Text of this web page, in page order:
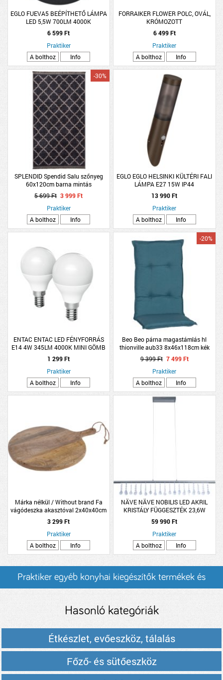
EGLO FUEVA5 BEÉPÍTHETŐ LÁMPA
LED 5,5W 700LM 4000K
ÁTMÉRŐ:11,7CM FEKETE
6 599 Ft
Praktiker
A bolthoz
Info
FORRAIKER FLOWER POLC, OVÁL,
KRÓMOZOTT
6 499 Ft
Praktiker
A bolthoz
Info
SPLENDID Spendid Salu szőnyeg
60x120cm barna mintás
-30%
5 699 Ft 3 999 Ft
Praktiker
A bolthoz
Info
EGLO EGLO HELSINKI KÜLTÉRI FALI
LÁMPA E27 15W IP44
MOZGÁSÉRZÉKELŐS 40X7,5CM
BARNA
13 990 Ft
Praktiker
A bolthoz
Info
ENTAC ENTAC LED FÉNYFORRÁS
E14 4W 345LM 4000K MINI GÖMB
NW 2DB/CSOMAG
1 299 Ft
Praktiker
A bolthoz
Info
Beo Beo párna magastámlás hl
thionville aub33 8x46x118cm kék
-20%
9 399 Ft 7 499 Ft
Praktiker
A bolthoz
Info
Márka nélkül / Without brand Fa
vágódeszka akasztóval 2x40x40cm
natúr szín
3 299 Ft
Praktiker
A bolthoz
Info
NÄVE NÄVE NOBILIS LED AKRIL
KRISTÁLY FÜGGESZTÉK 23,6W
2152LM 2831K IP20 120CM MATT
FÉM
59 990 Ft
Praktiker
A bolthoz
Info
Praktiker egyéb konyhai kiegészítők termékek és
Hasonló kategóriák
Étkészlet, evőeszköz, tálalás
Főző- és sütőeszköz